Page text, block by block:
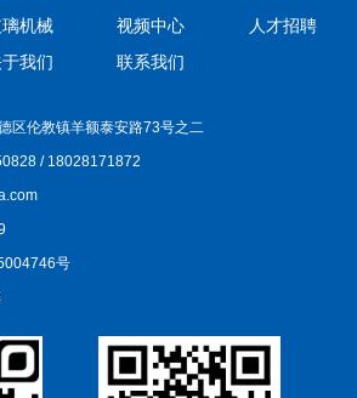
机械 视频中心
人才招聘
我们 联系我们
区伦教镇羊额泰安路73号之二
/ 18028171872
号